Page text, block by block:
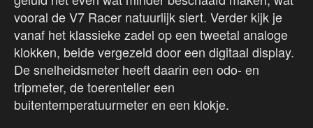
vooral de V7 Racer natuurlijk siert. Verder kijk je
vanaf het klassieke zadel op een tweetal analoge
klokken, beide vergezeld door een digitaal display.
De snelheidsmeter heeft daarin een odo- en
tripmeter, de toerenteller een
buitentemperatuurmeter en een klokje.